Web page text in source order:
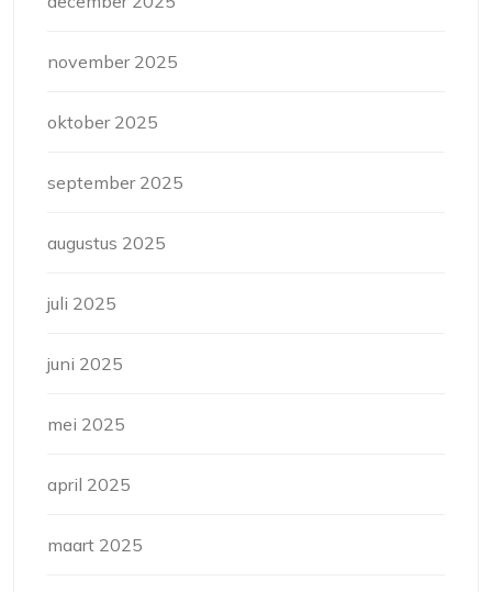
november 2025
oktober 2025
september 2025
augustus 2025
juli 2025
juni 2025
mei 2025
april 2025
maart 2025